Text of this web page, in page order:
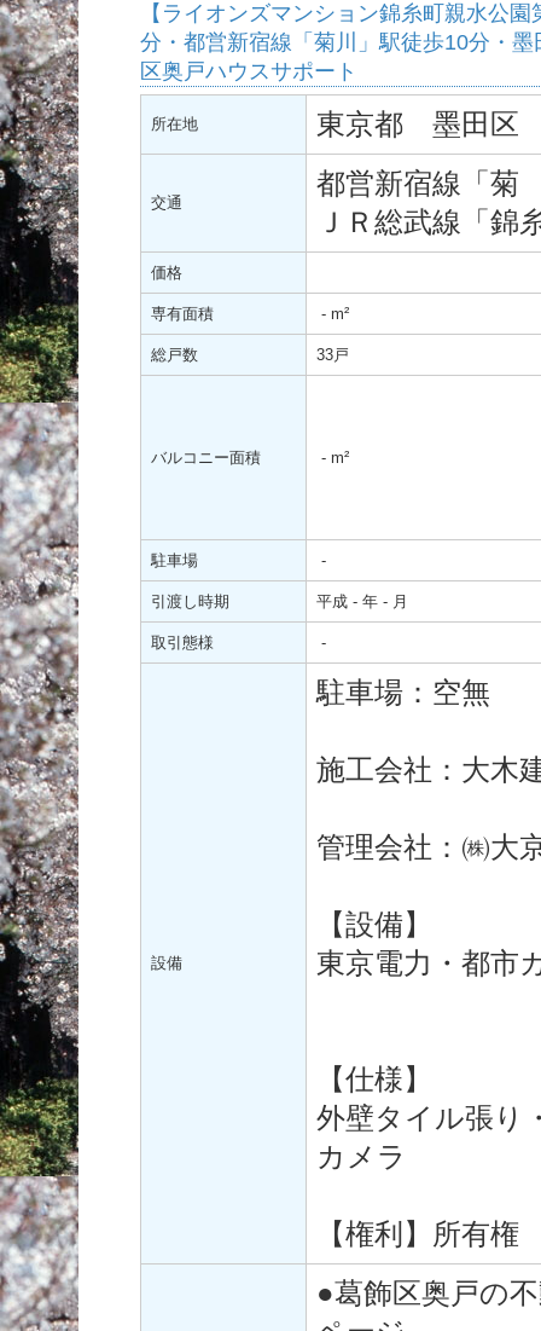
【ライオンズマンション錦糸町親水公
分・都営新宿線「菊川」駅徒歩10分・
区奥戸ハウスサポート
所在地 東京都 墨田区
交通
都営新宿線「菊
ＪＲ総武線「錦
価格
専有面積 - m²
総戸数 33戸
バルコニー面積 - m²
駐車場 -
引渡し時期 平成 - 年 - 月
取引態様 -
設備
駐車場：空無
施工会社：大木
管理会社：㈱
【設備】
東京電力・都市
【仕様】
外壁タイル張り
カメラ
【権利】所有権
●葛飾区奥戸の